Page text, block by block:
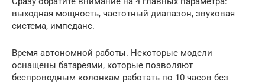
выходная мощность, частотный диапазон, звуковая
система, импеданс.
Время автономной работы. Некоторые модели
оснащены батареями, которые позволяют
беспроводным колонкам работать по 10 часов без